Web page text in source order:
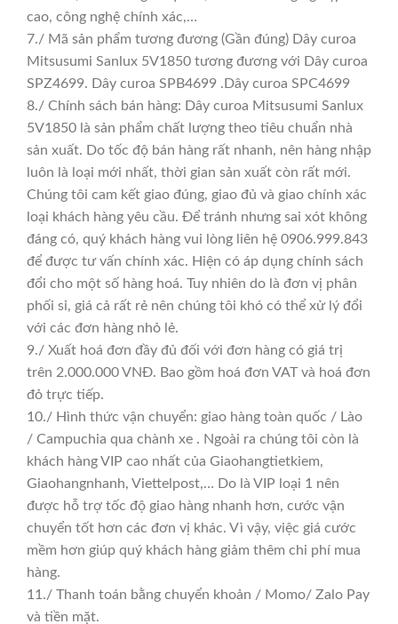
cao, công nghệ chính xác,…
7./ Mã sản phẩm tương đương (Gần đúng) Dây curoa
Mitsusumi Sanlux 5V1850 tương đương với Dây curoa
SPZ4699. Dây curoa SPB4699 .Dây curoa SPC4699
8./ Chính sách bán hàng: Dây curoa Mitsusumi Sanlux
5V1850 là sản phẩm chất lượng theo tiêu chuẩn nhà
sản xuất. Do tốc độ bán hàng rất nhanh, nên hàng nhập
luôn là loại mới nhất, thời gian sản xuất còn rất mới.
Chúng tôi cam kết giao đúng, giao đủ và giao chính xác
loại khách hàng yêu cầu. Để tránh nhưng sai xót không
đáng có, quý khách hàng vui lòng liên hệ 0906.999.843
để được tư vấn chính xác. Hiện có áp dụng chính sách
đổi cho một số hàng hoá. Tuy nhiên do là đơn vị phân
phối sỉ, giá cả rất rẻ nên chúng tôi khó có thể xử lý đổi
với các đơn hàng nhỏ lẻ.
9./ Xuất hoá đơn đầy đủ đối với đơn hàng có giá trị
trên 2.000.000 VNĐ. Bao gồm hoá đơn VAT và hoá đơn
đỏ trực tiếp.
10./ Hình thức vận chuyển: giao hàng toàn quốc / Lào
/ Campuchia qua chành xe . Ngoài ra chúng tôi còn là
khách hàng VIP cao nhất của Giaohangtietkiem,
Giaohangnhanh, Viettelpost,… Do là VIP loại 1 nên
được hỗ trợ tốc độ giao hàng nhanh hơn, cước vận
chuyển tốt hơn các đơn vị khác. Vì vậy, việc giá cước
mềm hơn giúp quý khách hàng giảm thêm chi phí mua
hàng.
11./ Thanh toán bằng chuyển khoản / Momo/ Zalo Pay
và tiền mặt.